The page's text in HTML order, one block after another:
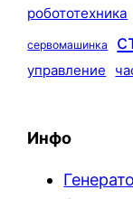
робототехника
сервомашинка
управление
Инфо